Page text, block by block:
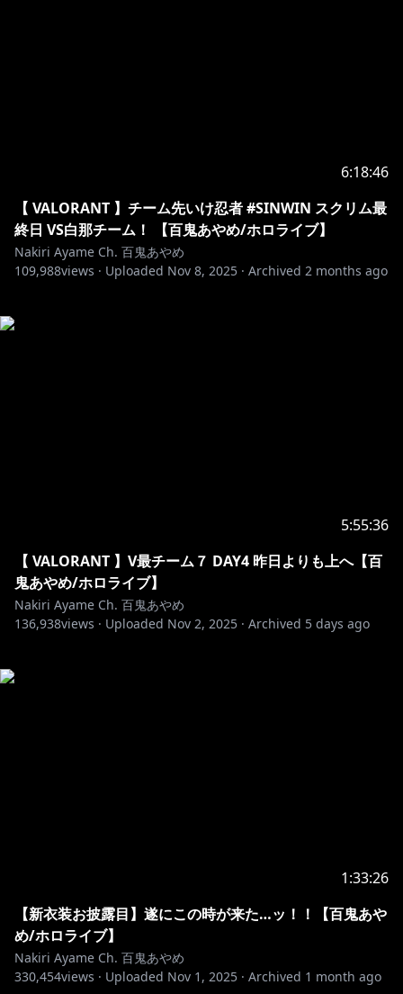
6:18:46
【 VALORANT 】チーム先いけ忍者 #SINWIN スクリム最
終日 VS白那チーム！ 【百鬼あやめ/ホロライブ】
Nakiri Ayame Ch. 百鬼あやめ
109,988views · Uploaded Nov 8, 2025 · Archived 2 months ago
5:55:36
【 VALORANT 】V最チーム７ DAY4 昨日よりも上へ【百
鬼あやめ/ホロライブ】
Nakiri Ayame Ch. 百鬼あやめ
136,938views · Uploaded Nov 2, 2025 · Archived 5 days ago
1:33:26
【新衣装お披露目】遂にこの時が来た…ッ！！【百鬼あや
め/ホロライブ】
Nakiri Ayame Ch. 百鬼あやめ
330,454views · Uploaded Nov 1, 2025 · Archived 1 month ago